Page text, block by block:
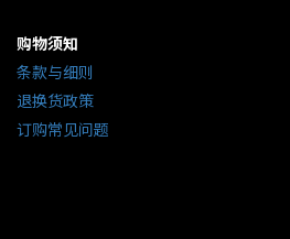
购物须知
条款与细则
退换货政策
订购常见问题